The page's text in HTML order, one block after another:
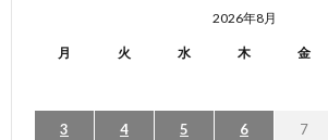
2026年8月
月 火 水 木 金
3 4 5 6 7